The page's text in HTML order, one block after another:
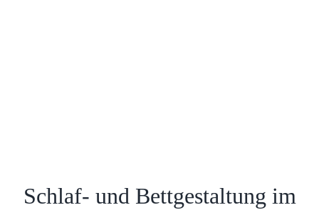
Schlaf- und Bettgestaltung im